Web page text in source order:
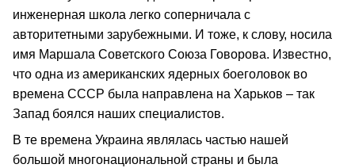
инженерная школа легко соперничала с
авторитетными зарубежными. И тоже, к слову, носила
имя Маршала Советского Союза Говорова. Известно,
что одна из американских ядерных боеголовок во
времена СССР была направлена на Харьков – так
Запад боялся наших специалистов.
В те времена Украина являлась частью нашей
большой многонациональной страны и была